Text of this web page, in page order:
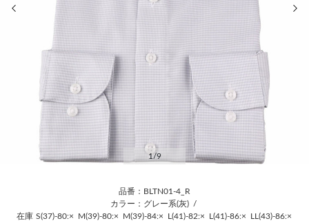
1 /9
品番：BLTN01-4_R
カラー：グレー系(灰) /
在庫 S(37)-80:× M(39)-80:× M(39)-84:× L(41)-82:× L(41)-86:×
LL(43)-86:×